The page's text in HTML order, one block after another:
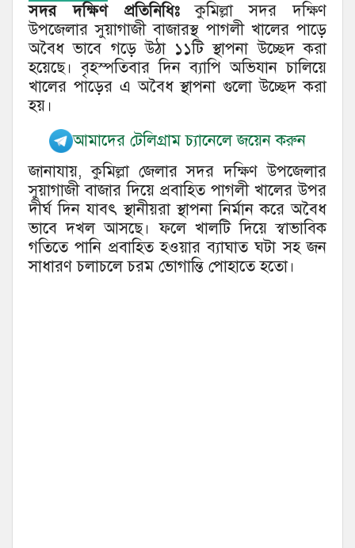
সদর দক্ষিণ প্রতিনিধিঃকুমিল্লা সদর দক্ষিণ
উপজেলার সুয়াগাজী বাজারস্থ পাগলী খালের পাড়ে
অবৈধ ভাবে গড়ে উঠা ১১টি স্থাপনা উচ্ছেদ করা
হয়েছে। বৃহস্পতিবার দিন ব্যাপি অভিযান চালিয়ে
খালের পাড়ের এ অবৈধ স্থাপনা গুলো উচ্ছেদ করা
হয়।
আমাদের টেলিগ্রাম চ্যানেলে জয়েন করুন
জানাযায়, কুমিল্লা জেলার সদর দক্ষিণ উপজেলার
সুয়াগাজী বাজার দিয়ে প্রবাহিত পাগলী খালের উপর
দীর্ঘ দিন যাবৎ স্থানীয়রা স্থাপনা নির্মান করে অবৈধ
ভাবে দখল আসছে। ফলে খালটি দিয়ে স্বাভাবিক
গতিতে পানি প্রবাহিত হওয়ার ব্যাঘাত ঘটা সহ জন
সাধারণ চলাচলে চরম ভোগান্তি পোহাতে হতো।